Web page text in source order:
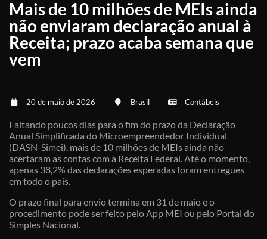
Mais de 10 milhões de MEIs ainda
não enviaram declaração anual à
Receita; prazo acaba semana que
vem
20 de maio de 2026 Brasil Contábeis
Faltando poucos dias para o fim do prazo da Declaração
Anual Simplificada do Microempreendedor Individual
(DASN-Simei), mais de 10 milhões de MEIs ainda não
acertaram as contas com a Receita Federal. Até o momento,
apenas 38,2% das declarações esperadas foram entregues
em todo o país.
O prazo final para envio termina em 31 de maio e o
procedimento pode ser feito pelo App MEI ou pelo Portal do
Simples Nacional.